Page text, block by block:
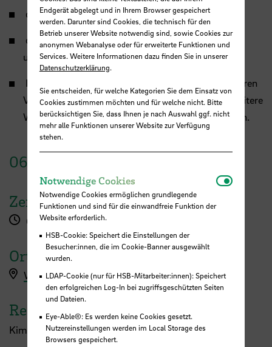
den Nutzen von EVASYS+ einschätzen können.
die verschiedenen Optionen des Programmes
unterscheiden können.
EVASYS+ als Erweiterung der Lehrevaluation in ihren
Veranstaltungen einsetzen können, um auf eine weitere
Weise in Kontakt mit den Studierenden zu kommen.
06.
Zeit
09:00 - 10:30 Uhr
Ort
Workshopanmeldung hier
Referent:in
Kim-Sophie Stöterau
Endgerät abgelegt und in Ihrem Browser gespeichert
werden. Darunter sind Cookies, die technisch für den
Betrieb unserer Website notwendig sind, sowie Cookies zur
anonymen Webanalyse oder für erweiterte Funktionen und
Services. Weitere Informationen dazu finden Sie in unserer
Datenschutzerklärung.
Sie entscheiden, für welche Kategorien Sie dem Einsatz von
Cookies zustimmen möchten und für welche nicht. Bitte
berücksichtigen Sie, dass Ihnen je nach Auswahl ggf. nicht
mehr alle Funktionen unserer Website zur Verfügung
stehen.
Notwendige Cookies
Notwendige Cookies ermöglichen grundlegende
Funktionen und sind für die einwandfreie Funktion der
Website erforderlich.
HSB-Cookie: Speichert die Einstellungen der
Besucher:innen, die im Cookie-Banner ausgewählt
wurden.
LDAP-Cookie (nur für HSB-Mitarbeiter:innen): Speichert
den erfolgreichen Log-In bei zugriffsgeschützten Seiten
und Dateien.
Eye-Able®: Es werden keine Cookies gesetzt.
Nutzereinstellungen werden im Local Storage des
Browsers gespeichert.